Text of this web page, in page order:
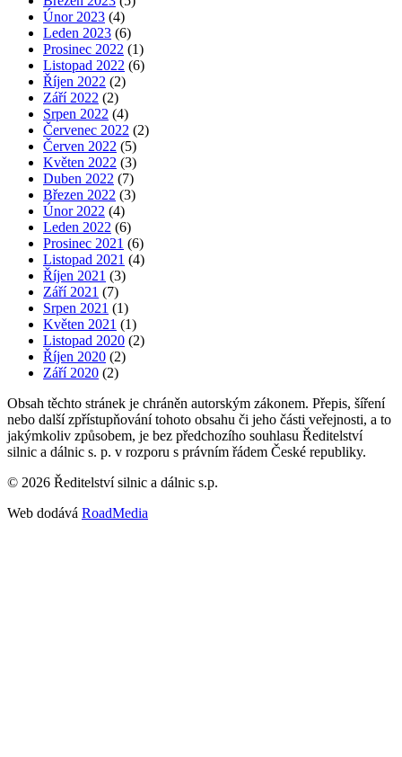
Únor 2023 (4)
Leden 2023 (6)
Prosinec 2022 (1)
Listopad 2022 (6)
Říjen 2022 (2)
Září 2022 (2)
Srpen 2022 (4)
Červenec 2022 (2)
Červen 2022 (5)
Květen 2022 (3)
Duben 2022 (7)
Březen 2022 (3)
Únor 2022 (4)
Leden 2022 (6)
Prosinec 2021 (6)
Listopad 2021 (4)
Říjen 2021 (3)
Září 2021 (7)
Srpen 2021 (1)
Květen 2021 (1)
Listopad 2020 (2)
Říjen 2020 (2)
Září 2020 (2)
Obsah těchto stránek je chráněn autorským zákonem. Přepis, šíření
nebo další zpřístupňování tohoto obsahu či jeho části veřejnosti, a to
jakýmkoliv způsobem, je bez předchozího souhlasu Ředitelství
silnic a dálnic s. p. v rozporu s právním řádem České republiky.
© 2026 Ředitelství silnic a dálnic s.p.
Web dodává RoadMedia